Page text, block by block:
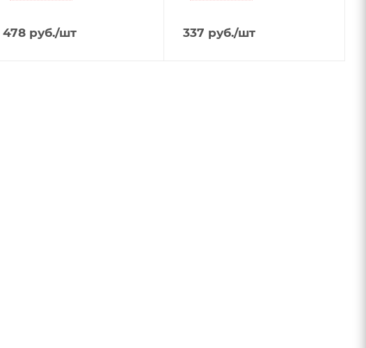
478руб./шт 337 руб./шт